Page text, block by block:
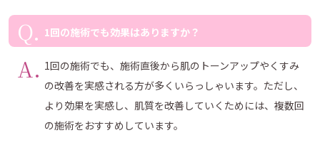
1回の施術でも効果はありますか？
1回の施術でも、施術直後から肌のトーンアップやくすみ
の改善を実感される方が多くいらっしゃいます。ただし、
より効果を実感し、肌質を改善していくためには、複数回
の施術をおすすめしています。